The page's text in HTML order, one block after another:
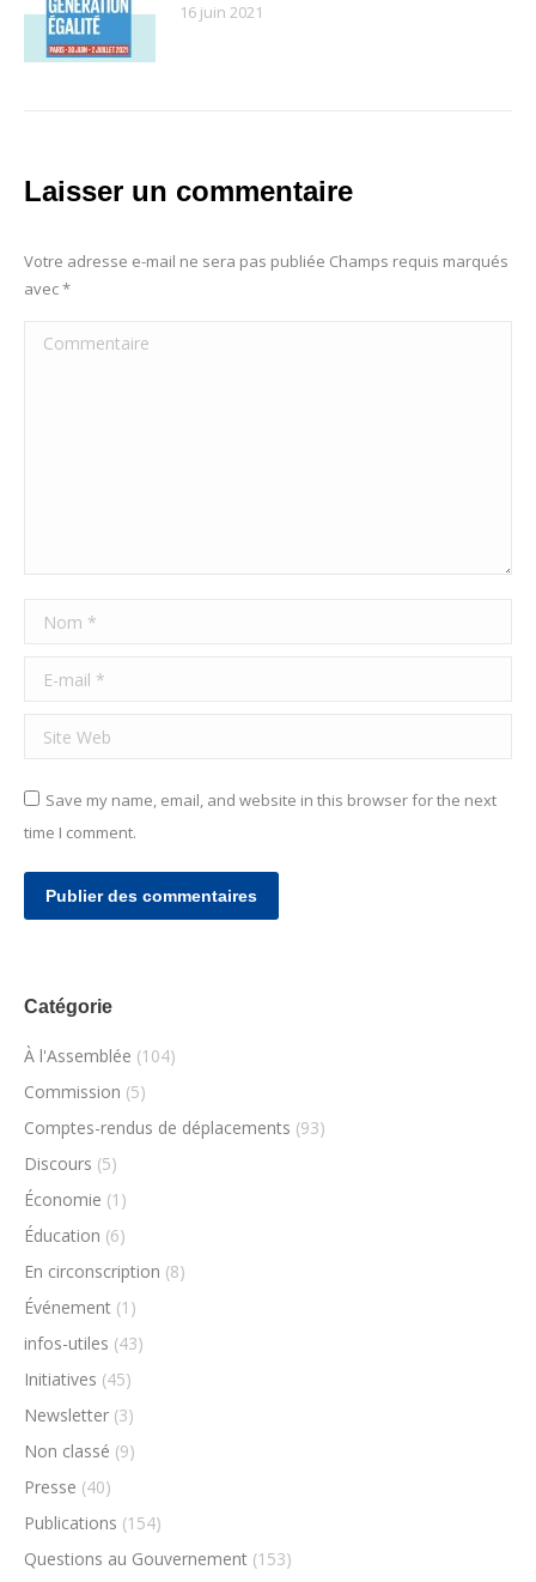
16 juin 2021
Laisser un commentaire
Votre adresse e-mail ne sera pas publiée Champs requis marqués
avec*
Commentaire
Nom *
E-mail *
Site Web
Save my name, email, and website in this browser for the next
time I comment.
Publier des commentaires
Catégorie
À l'Assemblée (104)
Commission (5)
Comptes-rendus de déplacements (93)
Discours (5)
Économie (1)
Éducation (6)
En circonscription (8)
Événement (1)
infos-utiles (43)
Initiatives (45)
Newsletter (3)
Non classé (9)
Presse (40)
Publications (154)
Questions au Gouvernement (153)